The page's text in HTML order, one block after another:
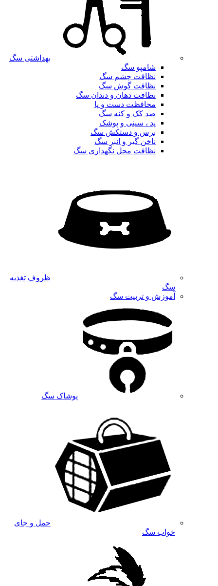
بهداشتی سگ
شامپو سگ
نظافت چشم سگ
نظافت گوش سگ
نظافت دهان و دندان سگ
محافظت دست و پا
ضد کک و کنه سگ
پد ، سینی و پوشک
برس و دستکش سگ
ناخن گیر و انبر سگ
نظافت محل نگهداری سگ
ظروف تغذیه
سگ
آموزش و تربیت سگ
پوشاک سگ
حمل و جای
خواب سگ